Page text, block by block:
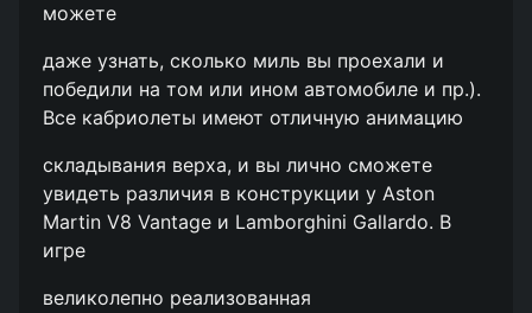
можете
даже узнать, сколько миль вы проехали и
победили на том или ином автомобиле и пр.).
Все кабриолеты имеют отличную анимацию
складывания верха, и вы лично сможете
увидеть различия в конструкции у Aston
Martin V8 Vantage и Lamborghini Gallardo. В
игре
великолепно реализованная